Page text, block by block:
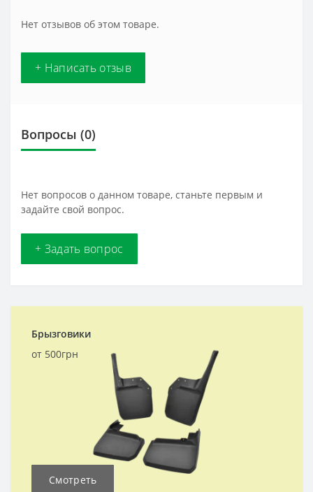
Нет отзывов об этом товаре.
+ Написать отзыв
Вопросы (0)
Нет вопросов о данном товаре, станьте первым и
задайте свой вопрос.
+ Задать вопрос
Брызговики
от 500грн
Смотреть